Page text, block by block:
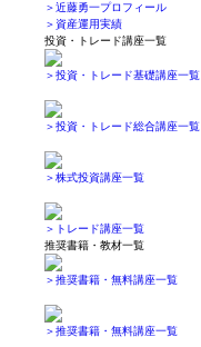
＞近藤勇一プロフィール
＞資産運用実績
投資・トレード講座一覧
＞投資・トレード基礎講座一覧
＞投資・トレード総合講座一覧
＞株式投資講座一覧
＞トレード講座一覧
推奨書籍・教材一覧
＞推奨書籍・無料講座一覧
＞推奨書籍・無料講座一覧